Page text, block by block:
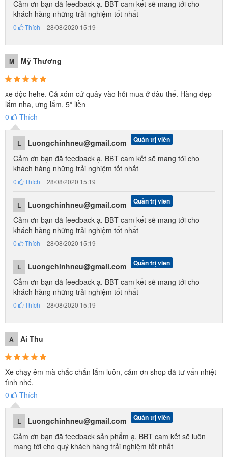
Lợi ích của xe máy điện trẻ em
Xe điện trẻ em nói chung và xe máy điện trẻ emnói riêng đang là
món đồ chơi được rất nhiều bậc phụ huynh tin tưởng lựa chọn cho
bé yêu không chỉ vì thiết kế, màu sắc đẹp, nhiều tính năng xịn xò
bé.
Xe máy điện trẻ em giúp bé vui chơi, vận động, phát triển thể chất
toàn diện hơn. Khi mà tuổi thơ của rất nhiều bé ngày nay là điện
thoại thông minh, là máy tính bảng,...Nên những món đồ chơi vận
động như: cầu trượt cho bé, xe điện cho bé, đồ chơi thể thao,.... sẽ
giúp bé phát triển toàn diện hơn về cả thể chất và tư duy.
Xe máy trẻ em
còn giúp bé rèn luyện phản ứng nhanh nhạy, khả
năng tư duy xử lý những tình huống bất ngờ. Đây là một kỹ năng
rất quan trọng cho bé sau này trong cả học tập, công việc hay xử lý
những vấn đề xung quanh.
Chơi xe máy điện cho bé sẽ giúp trẻ tự tin hơn, giao tiếp linh hoạt
hơn. Có nhiều phụ huynh feedback lại với Babycuatoi rằng bé nhà
mình nhát lắm, lúc mua xe cứ ngồi vào là sợ không dám đi. Nhưng
sau mấy ngày là phóng ầm ầm. Những feedback như vậy thực sự
gắng, hoàn thiện bởi vì có thể góp 1 điều nhỏ bé cho tương lai của
các bé.
bé dưới 2 tuổi, bố mẹ có thể tham khảo các mẫu
châncũng rất tốt cho con nha!
Điểm khác biệt khách hàng luôn tin tưởng
lựa chọn Xe máy điện trẻ em tại
Babycuatoi.vn
Cảm ơn bạn đã feedback ạ. BBT cam kết sẽ mang tới cho
khách hàng những trải nghiệm tốt nhất
0 Thích 28/08/2020 15:19
M Mỹ Thương
xe độc hehe. Cả xóm cứ quây vào hỏi mua ở đâu thế. Hàng đẹp
lắm nha, ưng lắm, 5* liền
0
Thích
L Luongchinhneu@gmail.com Quản trị viên
Cảm ơn bạn đã feedback ạ. BBT cam kết sẽ mang tới cho
khách hàng những trải nghiệm tốt nhất
0 Thích 28/08/2020 15:19
L Luongchinhneu@gmail.com Quản trị viên
Cảm ơn bạn đã feedback ạ. BBT cam kết sẽ mang tới cho
khách hàng những trải nghiệm tốt nhất
0 Thích 28/08/2020 15:19
L Luongchinhneu@gmail.com Quản trị viên
Cảm ơn bạn đã feedback ạ. BBT cam kết sẽ mang tới cho
khách hàng những trải nghiệm tốt nhất
0 Thích 28/08/2020 15:19
A Ai Thu
Xe chạy êm mà chắc chắn lắm luôn, cảm ơn shop đã tư vấn nhiệt
tình nhé.
0
Thích
L Luongchinhneu@gmail.com Quản trị viên
Cảm ơn bạn đã feedback sản phẩm ạ. BBT cam kết sẽ luôn
mang tới cho quý khách hàng trải nghiệm tốt nhất